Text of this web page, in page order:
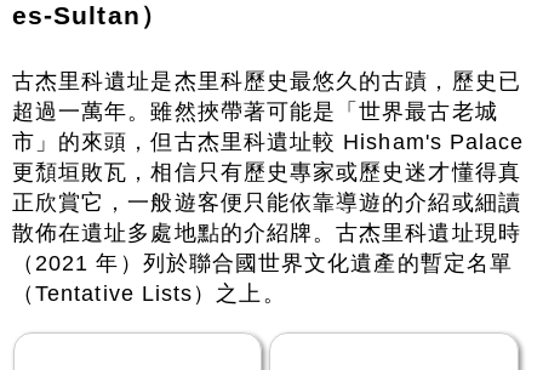
es-Sultan）
古杰里科遺址是杰里科歷史最悠久的古蹟，歷史已
超過一萬年。雖然挾帶著可能是「世界最古老城
市」的來頭，但古杰里科遺址較 Hisham's Palace
更頹垣敗瓦，相信只有歷史專家或歷史迷才懂得真
正欣賞它，一般遊客便只能依靠導遊的介紹或細讀
散佈在遺址多處地點的介紹牌。古杰里科遺址現時
（2021 年）列於聯合國世界文化遺產的暫定名單
（Tentative Lists）之上。